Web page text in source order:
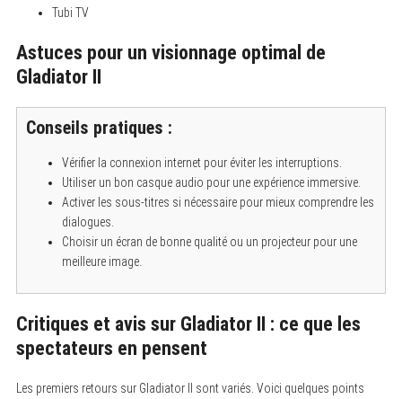
Tubi TV
Astuces pour un visionnage optimal de
Gladiator II
Conseils pratiques :
Vérifier la connexion internet pour éviter les interruptions.
Utiliser un bon casque audio pour une expérience immersive.
Activer les sous-titres si nécessaire pour mieux comprendre les
dialogues.
Choisir un écran de bonne qualité ou un projecteur pour une
meilleure image.
Critiques et avis sur Gladiator II : ce que les
spectateurs en pensent
Les premiers retours sur Gladiator II sont variés. Voici quelques points